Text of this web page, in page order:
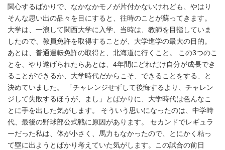
関心するばかりで、なかなかモノが片付かないけれども、やはり
そんな思い出の品々を目にすると、往時のことが蘇ってきます。
大学は、一浪して関西大学に入学、当時は、教師を目指していま
したので、教員免許を取得することが、大学進学の最大の目的。
あとは、普通運転免許の取得と、北海道に行くこと。 この3つのこ
とを、やり遂げられたらあとは、4年間にどれだけ自分が成長でき
ることができるか、大学時代だからこそ、できることをする、と
決めていました。 「チャレンジせずして後悔するより、チャレン
ジして失敗するほうが、まし」とばかりに、大学時代は色んなこ
とに手を出した気がします。 そういう思いになったのは、中学時
代、最後の野球部公式戦に原因があります。 セカンドでレギュラ
ーだった私は、体が小さく、馬力もなかったので、とにかく粘っ
て塁に出ようとばかり考えていた気がします。この試合の前日